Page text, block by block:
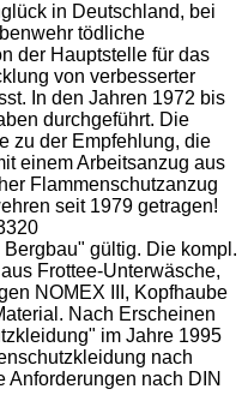
in Deutschland, bei
tödliche
der Hauptstelle für das
von verbesserter
In den Jahren 1972 bis
durchgeführt. Die
zu der Empfehlung, die
einem Arbeitsanzug aus
Flammenschutzanzug
seit 1979 getragen!
gültig. Die kompl.
Frottee-Unterwäsche,
NOMEX III, Kopfhaube
Nach Erscheinen
im Jahre 1995
nach
Anforderungen nach DIN